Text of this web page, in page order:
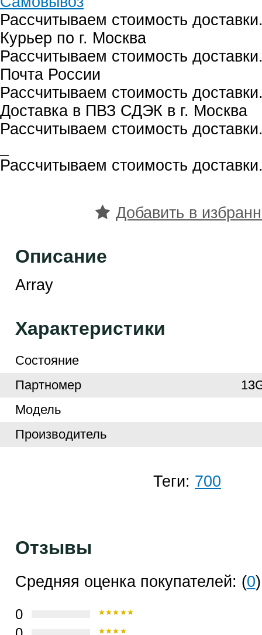
Рассчитываем стоимость
Курьер по г. Москва
Рассчитываем стоимость
Почта России
Рассчитываем стоимость
Доставка в ПВЗ СДЭК в г. Москва
Рассчитываем стоимость
Рассчитываем стоимость
Добавить в
Описание
Array
Характеристики
Cостояние
Партномер
Модель
Производитель
Теги: 700
Отзывы
Средняя оценка покупателей: (0)
0